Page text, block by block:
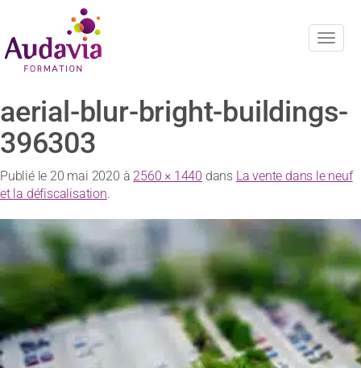
aerial-blur-bright-buildings-
396303
Publié le 20 mai 2020 à 2560 × 1440 dans La vente dans le neuf
et la défiscalisation.